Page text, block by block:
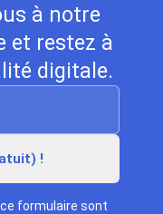
à notre
et restez à
digitale.
formulaire sont